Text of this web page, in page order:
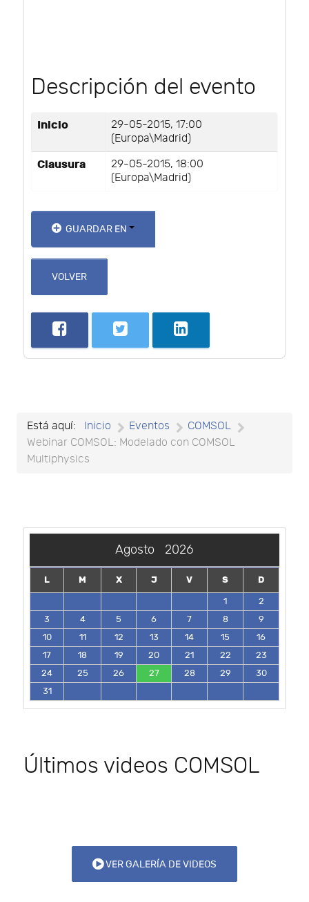
Descripción del evento
Inicio
29-05-2015, 17:00
(Europa\Madrid)
Clausura
29-05-2015, 18:00
(Europa\Madrid)
GUARDAR EN
VOLVER
Está aquí: Inicio Eventos
COMSOL
Webinar COMSOL: Modelado con COMSOL
Multiphysics
Agosto 2026
L M X J V S
D
1
2
3
4 5 6 7 8
9
10
11 12 13 14 15
16
17
18 19 20 21 22
23
24
25 26 27 28 29
30
31
Últimos videos COMSOL
VER GALERÍA DE VIDEOS